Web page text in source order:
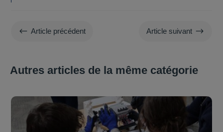
# Article précédent Article suivant $
Autres articles de la même catégorie